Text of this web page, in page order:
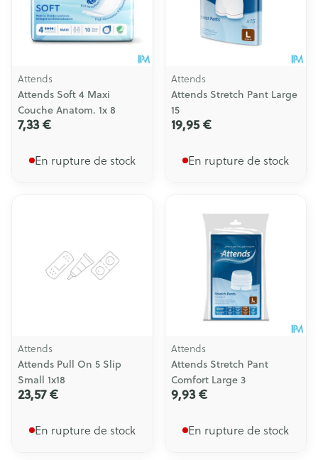
Attends
Attends Soft 4 Maxi
Couche Anatom. 1x 8
7,33 €
En rupture de stock
Attends
Attends Stretch Pant Large
15
19,95 €
En rupture de stock
Attends
Attends Pull On 5 Slip
Small 1x18
23,57 €
En rupture de stock
Attends
Attends Stretch Pant
Comfort Large 3
9,93 €
En rupture de stock